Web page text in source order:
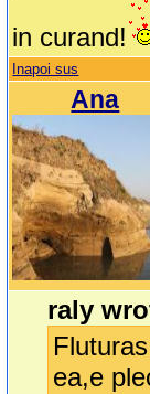
in curand!
Inapoi sus
Ana
raly
ea,e